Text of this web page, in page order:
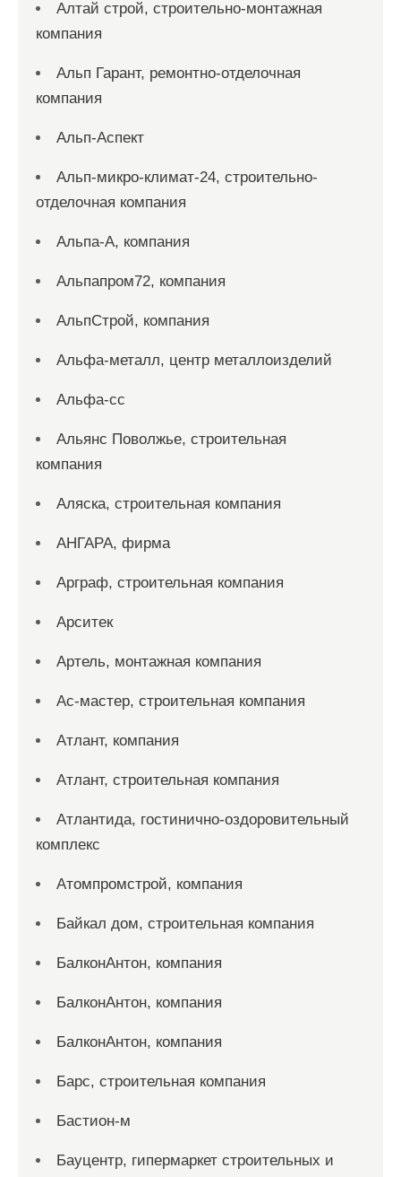
Алтай строй, строительно-монтажная
компания
Альп Гарант, ремонтно-отделочная
компания
Альп-Аспект
Альп-микро-климат-24, строительно-
отделочная компания
Альпа-А, компания
Альпапром72, компания
АльпСтрой, компания
Альфа-металл, центр металлоизделий
Альфа-сс
Альянс Поволжье, строительная
компания
Аляска, строительная компания
АНГАРА, фирма
Арграф, строительная компания
Арситек
Артель, монтажная компания
Ас-мастер, строительная компания
Атлант, компания
Атлант, строительная компания
Атлантида, гостинично-оздоровительный
комплекс
Атомпромстрой, компания
Байкал дом, строительная компания
БалконАнтон, компания
БалконАнтон, компания
БалконАнтон, компания
Барс, строительная компания
Бастион-м
Бауцентр, гипермаркет строительных и